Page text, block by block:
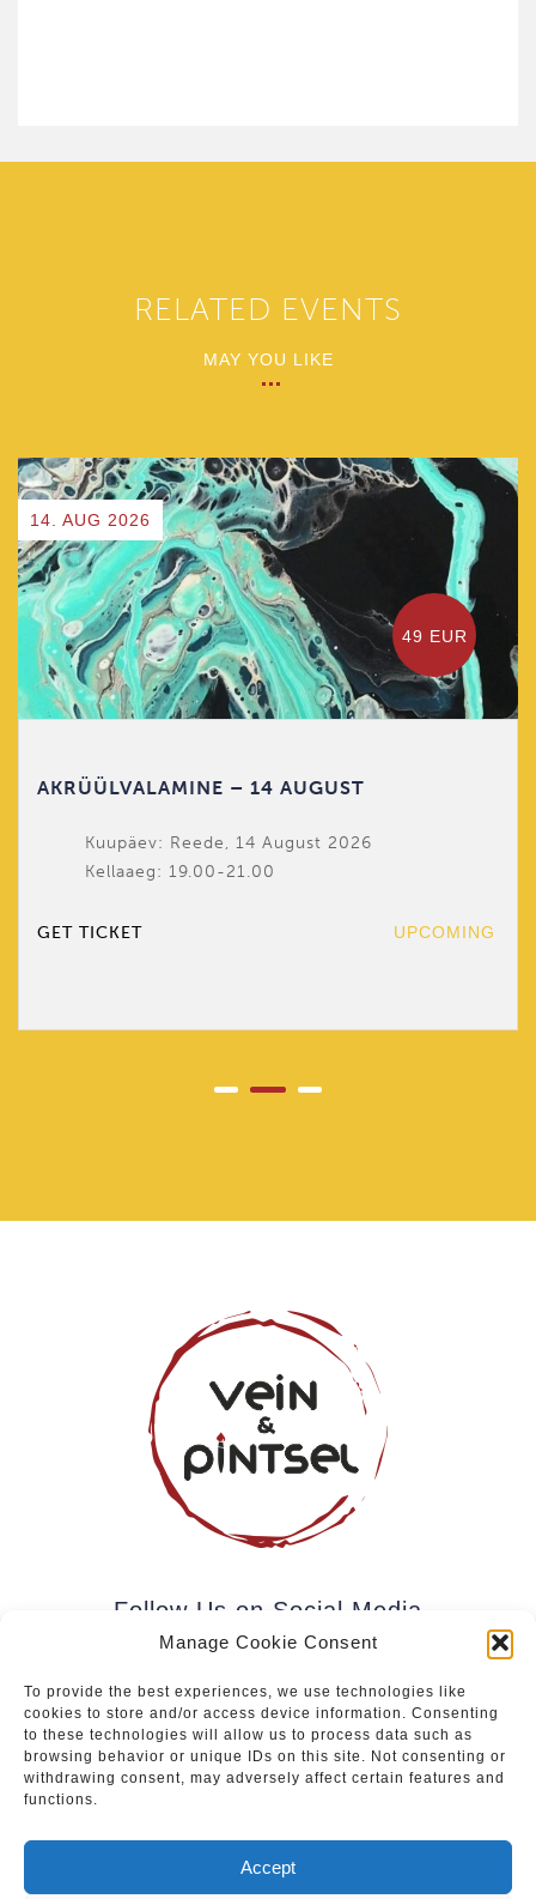
Manage Cookie Consent
To provide the best experiences, we use technologies like
cookies to store and/or access device information. Consenting
to these technologies will allow us to process data such as
browsing behavior or unique IDs on this site. Not consenting or
withdrawing consent, may adversely affect certain features and
functions.
Accept
RELATED EVENTS
MAY YOU LIKE
14. AUG 2026
49 EUR
AKRÜÜLVALAMINE – 14 AUGUST
Kuupäev: Reede, 14 August 2026
Kellaaeg: 19.00-21.00
GET TICKET UPCOMING
Follow Us on Social Media
Subscribe to our newsletter.